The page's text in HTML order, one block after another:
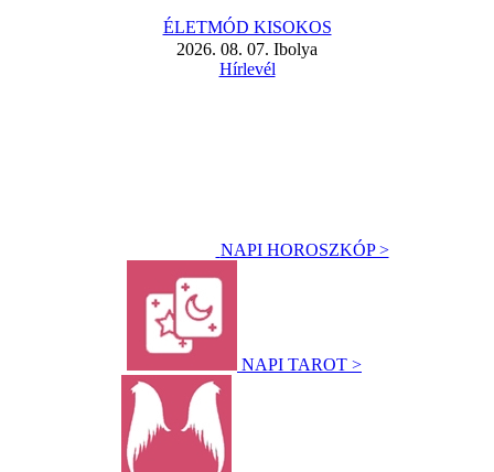
ÉLETMÓD KISOKOS
2026. 08. 07. Ibolya
Hírlevél
NAPI HOROSZKÓP >
NAPI TAROT >